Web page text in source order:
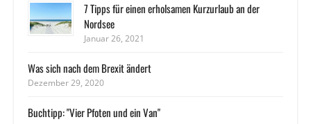
7 Tipps für einen erholsamen Kurzurlaub an der
Nordsee
Januar 26, 2021
Was sich nach dem Brexit ändert
Dezember 29, 2020
Buchtipp: "Vier Pfoten und ein Van"